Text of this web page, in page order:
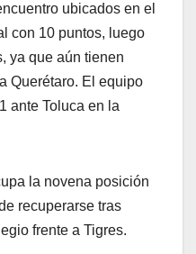
ubicados en el
con 10 puntos, luego
ya que aún tienen
Querétaro. El equipo
ante Toluca en la
la novena posición
recuperarse tras
frente a Tigres.